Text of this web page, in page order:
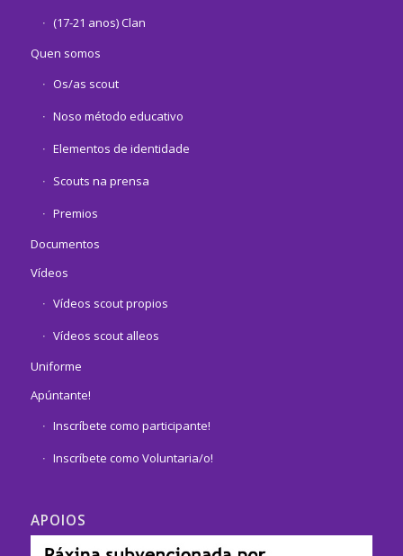
(17-21 anos) Clan
Quen somos
Os/as scout
Noso método educativo
Elementos de identidade
Scouts na prensa
Premios
Documentos
Vídeos
Vídeos scout propios
Vídeos scout alleos
Uniforme
Apúntante!
Inscríbete como participante!
Inscríbete como Voluntaria/o!
APOIOS